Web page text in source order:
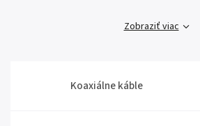
Zobraziť viac
Koaxiálne káble